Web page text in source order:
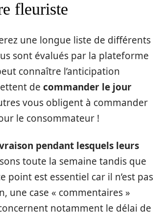
fleuriste
une longue liste de différents
sont évalués par la plateforme
connaître l’anticipation
de commander le jour
vous obligent à commander
le consommateur !
pendant lesquels leurs
toute la semaine tandis que
point est essentiel car il n’est pas
une case « commentaires »
notamment le délai de